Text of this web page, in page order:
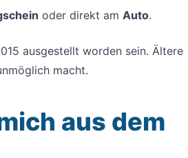
oder direkt am Auto.
ausgestellt worden sein. Ältere
macht.
aus dem